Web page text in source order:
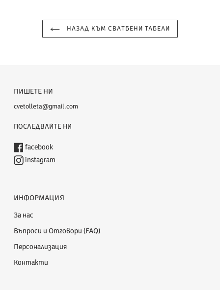
НАЗАД КЪМ СВАТБЕНИ ТАБЕЛИ
ПИШЕТЕ НИ
cvetolleta@gmail.com
ПОСЛЕДВАЙТЕ НИ
facebook
instagram
ИНФОРМАЦИЯ
За нас
Въпроси и Отговори (FAQ)
Персонализация
Контакти